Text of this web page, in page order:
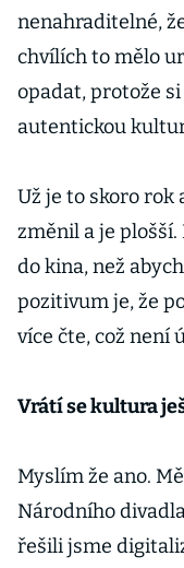
nenahraditelné,
chvílích to mělo
opadat, protože
autentickou
Už je to skoro rok
změnil a je
do kina, než
pozitivum je, že
více čte, což není
Vrátí se kultura
Myslím že ano.
Národního
řešili jsme